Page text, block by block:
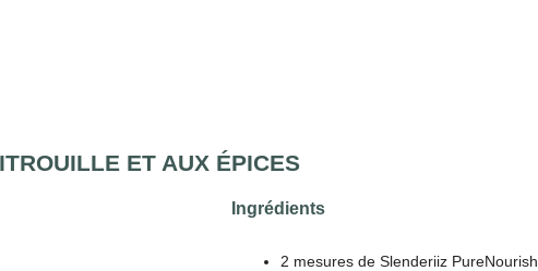
ET AUX ÉPICES
Ingrédients
2 mesures de Slenderiiz PureNourish